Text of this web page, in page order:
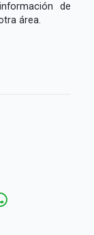
de
área.